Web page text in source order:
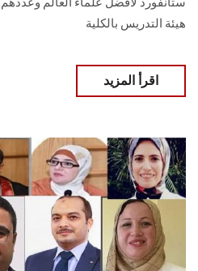
هيئة التدريس بالكلية
اقرأ المزيد